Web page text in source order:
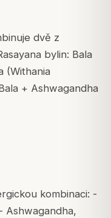
dvě z
bylin: Bala
(Withania
+ Ashwagandha
kombinaci: -
Ashwagandha,